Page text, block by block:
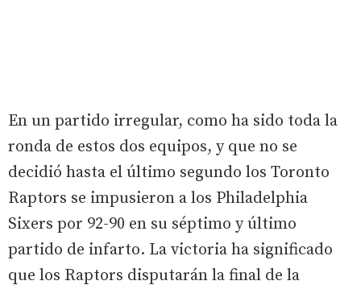
En un partido irregular, como ha sido toda la
ronda de estos dos equipos, y que no se
decidió hasta el último segundo los Toronto
Raptors se impusieron a los Philadelphia
Sixers por 92-90 en su séptimo y último
partido de infarto. La victoria ha significado
que los Raptors disputarán la final de la